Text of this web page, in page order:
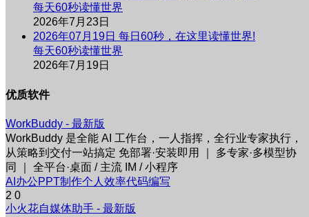
每天60秒读懂世界
2026年7月23日
2026年07月19日 每日60秒，在这里读懂世界!
每天60秒读懂世界
2026年7月19日
优质软件
WorkBuddy - 最新版
WorkBuddy 是全能 AI 工作台，一人指挥，全行业专家执行，
从策略到交付一站搞定 免部署·安装即用 ｜ 多专家·多模型协
同 ｜ 全平台·桌面 / 主流 IM / 小程序
AI办公PPT制作个人效率代码编写
2 0
小火花自媒体助手 - 最新版